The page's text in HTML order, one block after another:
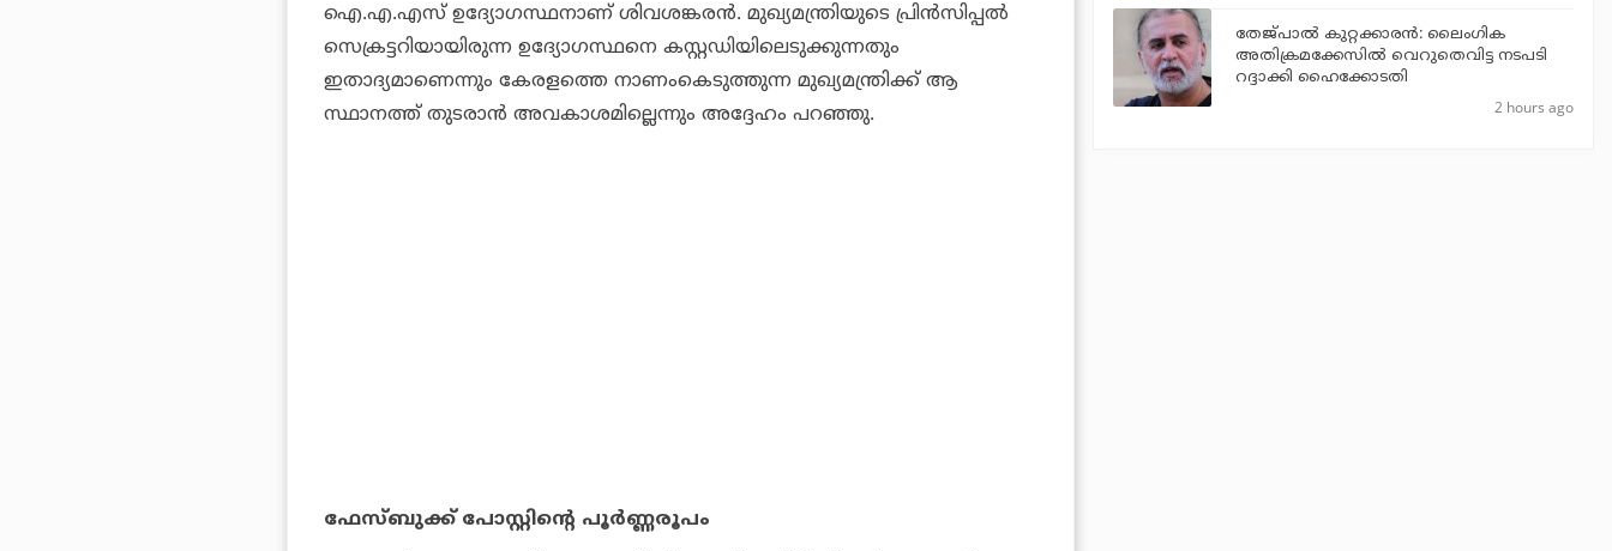
ഐ.എ.എസ് ഉദ്യോഗസ്ഥനാണ് ശിവശങ്കരന്‍. മുഖ്യമന്ത്രിയുടെ പ്രിന്‍സിപ്പല്‍
സെക്രട്ടറിയായിരുന്ന ഉദ്യോഗസ്ഥനെ കസ്റ്റഡിയിലെടുക്കുന്നതും
ഇതാദ്യമാണെന്നും കേരളത്തെ നാണംകെടുത്തുന്ന മുഖ്യമന്ത്രിക്ക് ആ
സ്ഥാനത്ത് തുടരാന്‍ അവകാശമില്ലെന്നും അദ്ദേഹം പറഞ്ഞു.
ഫേസ്ബുക്ക് പോസ്റ്റിന്റെ പൂര്‍ണ്ണരൂപം
തേജ്പാല്‍ കുറ്റക്കാരന്‍: ലൈംഗിക
അതിക്രമക്കേസില്‍ വെറുതെവിട്ട നടപടി
റദ്ദാക്കി ഹൈക്കോടതി
2 hours ago